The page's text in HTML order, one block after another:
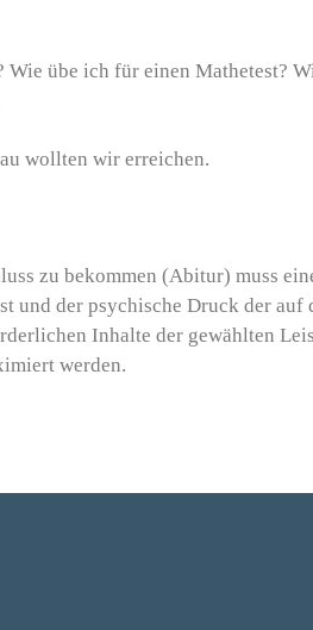
übe ich für einen Mathetest?
wollten wir erreichen.
zu bekommen (Abitur) muss
und der psychische Druck der
Inhalte der gewählten
werden.